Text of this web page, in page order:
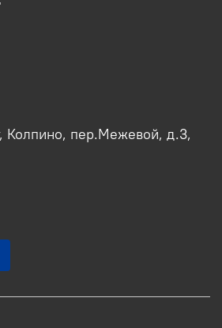
Колпино, пер.Межевой, д.3,